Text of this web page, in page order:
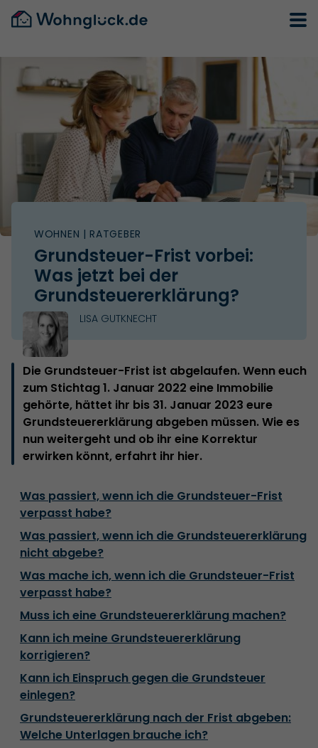
WOHNEN | RATGEBER
Grundsteuer-Frist vorbei:
Was jetzt bei der
Grundsteuererklärung?
LISA GUTKNECHT
Die Grundsteuer-Frist ist abgelaufen. Wenn euch
zum Stichtag 1. Januar 2022 eine Immobilie
gehörte, hättet ihr bis 31. Januar 2023 eure
Grundsteuererklärung abgeben müssen. Wie es
nun weitergeht und ob ihr eine Korrektur
erwirken könnt, erfahrt ihr hier.
Was passiert, wenn ich die Grundsteuer-Frist
verpasst habe?
Was passiert, wenn ich die Grundsteuererklärung
nicht abgebe?
Was mache ich, wenn ich die Grundsteuer-Frist
verpasst habe?
Muss ich eine Grundsteuererklärung machen?
Kann ich meine Grundsteuererklärung
korrigieren?
Kann ich Einspruch gegen die Grundsteuer
einlegen?
Grundsteuererklärung nach der Frist abgeben:
Welche Unterlagen brauche ich?